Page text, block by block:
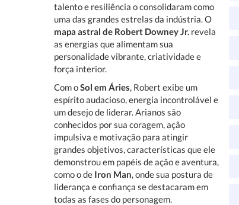
talento e resiliência o consolidaram como
uma das grandes estrelas da indústria. O
mapa astral de Robert Downey Jr. revela
as energias que alimentam sua
personalidade vibrante, criatividade e
força interior.
Com oSol em Áries, Robert exibe um
espírito audacioso, energia incontrolável e
um desejo de liderar. Arianos são
conhecidos por sua coragem, ação
impulsiva e motivação para atingir
grandes objetivos, características que ele
demonstrou em papéis de ação e aventura,
como o de Iron Man, onde sua postura de
liderança e confiança se destacaram em
todas as fases do personagem.